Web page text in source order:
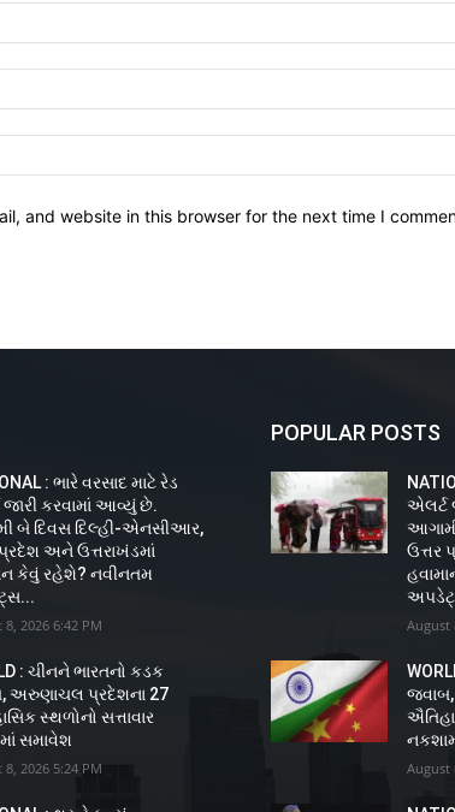
and website in this browser for the next time I
: ભારે વરસાદ માટે રેડ
કરવામાં આવ્યું છે.
બે દિવસ દિલ્હી-એનસીઆર,
અને ઉત્તરાખંડમાં
કેવું રહેશે? નવીનતમ
8, 2026 6:42 PM
: ચીનને ભારતનો કડક
અરુણાચલ પ્રદેશના 27
સ્થળોનો સત્તાવાર
સમાવેશ
8, 2026 5:24 PM
POPULAR POSTS
એલર્ટ
ઉત્તર
August
August